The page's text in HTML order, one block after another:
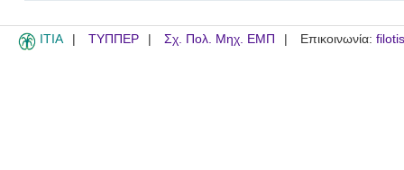
ITIA ΤΥΠΠΕΡ Σχ. Πολ. Μηχ. ΕΜΠ Επικοινωνία: